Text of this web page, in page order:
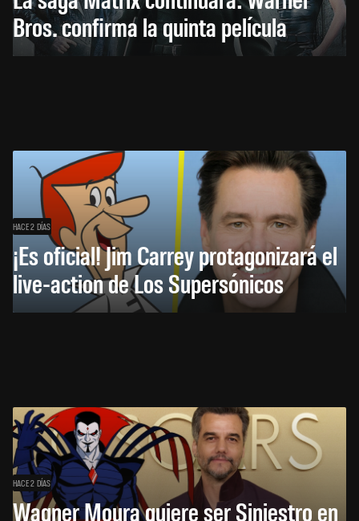
Bros. confirma la quinta película
HACE 2 DÍAS
¡Es oficial! Jim Carrey protagonizará el
live-action de Los Supersónicos
HACE 2 DÍAS
Wagner Moura quiere ser Siniestro en